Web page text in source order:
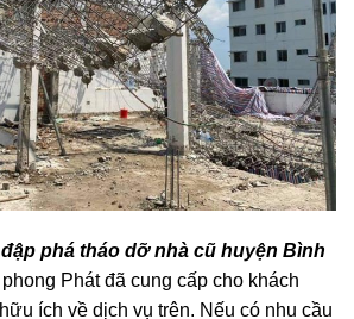
đập phá tháo dỡ nhà cũ huyện Bình
phong Phát đã cung cấp cho khách
ích về dịch vụ trên. Nếu có nhu cầu